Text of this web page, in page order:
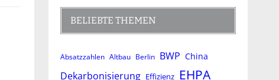
BELIEBTE THEMEN
Absatzzahlen Altbau Berlin BWP China
Dekarbonisierung Effizienz EHPA